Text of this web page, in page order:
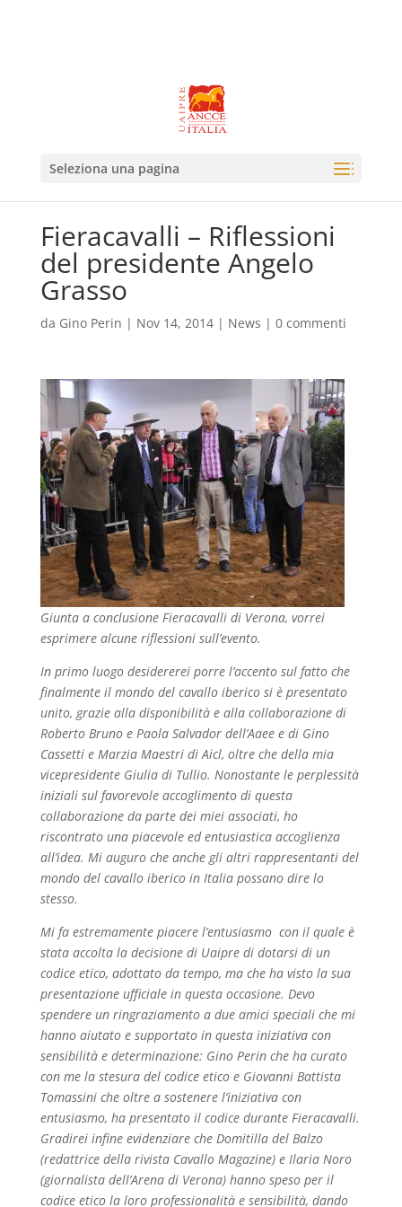
Seleziona una pagina
Fieracavalli – Riflessioni
del presidente Angelo
Grasso
da Gino Perin | Nov 14, 2014| News | 0 commenti
Giunta a conclusione Fieracavalli di Verona, vorrei
esprimere alcune riflessioni sull’evento.
In primo luogo desidererei porre l’accento sul fatto che
finalmente il mondo del cavallo iberico si è presentato
unito, grazie alla disponibilità e alla collaborazione di
Roberto Bruno e Paola Salvador dell’Aaee e di Gino
Cassetti e Marzia Maestri di Aicl, oltre che della mia
vicepresidente Giulia di Tullio. Nonostante le perplessità
iniziali sul favorevole accoglimento di questa
collaborazione da parte dei miei associati, ho
riscontrato una piacevole ed entusiastica accoglienza
all’idea. Mi auguro che anche gli altri rappresentanti del
mondo del cavallo iberico in Italia possano dire lo
stesso.
Mi fa estremamente piacere l’entusiasmo con il quale è
stata accolta la decisione di Uaipre di dotarsi di un
codice etico, adottato da tempo, ma che ha visto la sua
presentazione ufficiale in questa occasione. Devo
spendere un ringraziamento a due amici speciali che mi
hanno aiutato e supportato in questa iniziativa con
sensibilità e determinazione: Gino Perin che ha curato
con me la stesura del codice etico e Giovanni Battista
Tomassini che oltre a sostenere l’iniziativa con
entusiasmo, ha presentato il codice durante Fieracavalli.
Gradirei infine evidenziare che Domitilla del Balzo
(redattrice della rivista Cavallo Magazine) e Ilaria Noro
(giornalista dell’Arena di Verona) hanno speso per il
codice etico la loro professionalità e sensibilità, dando